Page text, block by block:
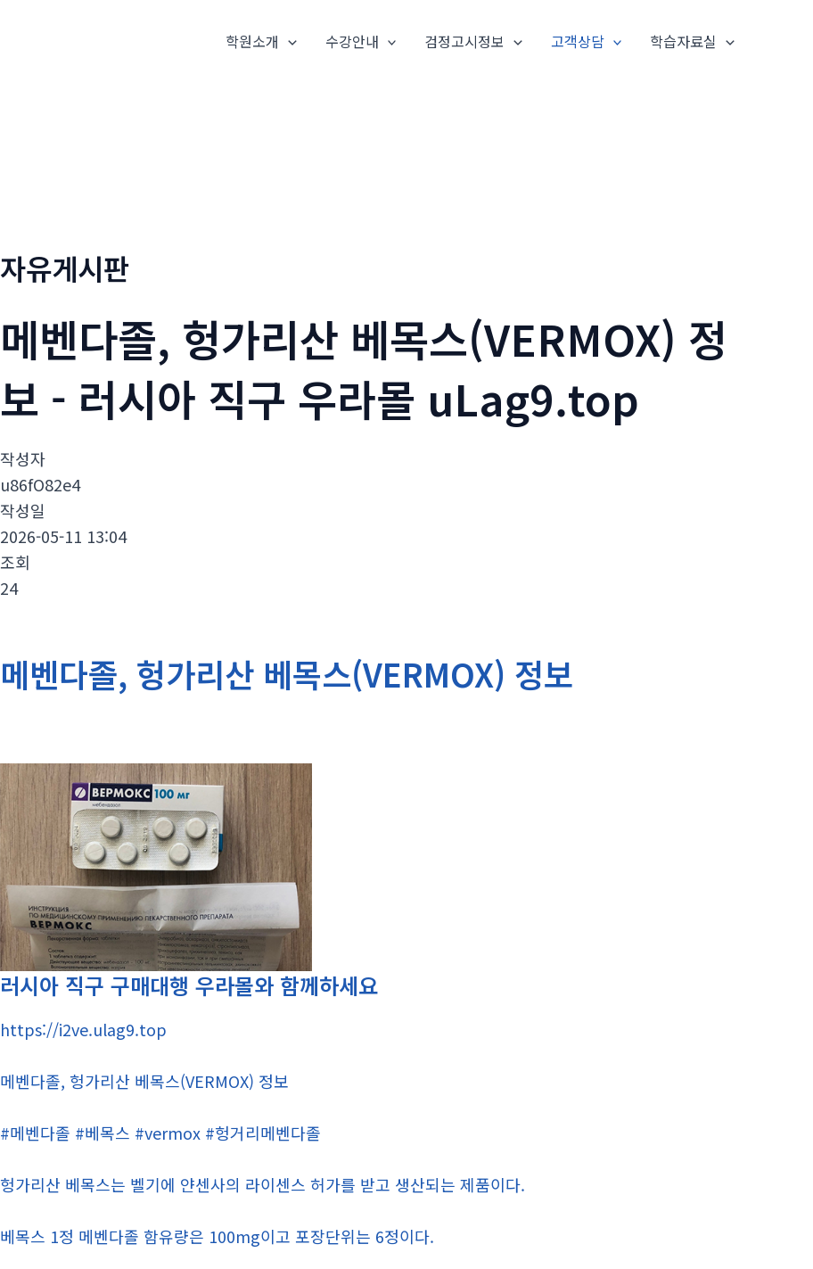
학원소개 수강안내 검정고시정보 고객상담 학습자료실
자유게시판
메벤다졸, 헝가리산 베목스(VERMOX) 정
보 - 러시아 직구 우라몰 uLag9.top
작성자
u86fO82e4
작성일
2026-05-11 13:04
조회
24
메벤다졸, 헝가리산 베목스(VERMOX) 정보
러시아 직구 구매대행 우라몰와 함께하세요
https://i2ve.ulag9.top
메벤다졸, 헝가리산 베목스(VERMOX) 정보
#메벤다졸 #베목스 #vermox #헝거리메벤다졸
헝가리산 베목스는 벨기에 얀센사의 라이센스 허가를 받고 생산되는 제품이다.
베목스 1정 메벤다졸 함유량은 100mg이고 포장단위는 6정이다.